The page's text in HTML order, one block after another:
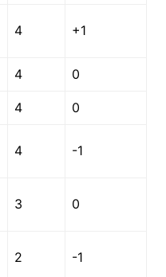
4 +1
4 0
4 0
4 -1
3 0
2 -1